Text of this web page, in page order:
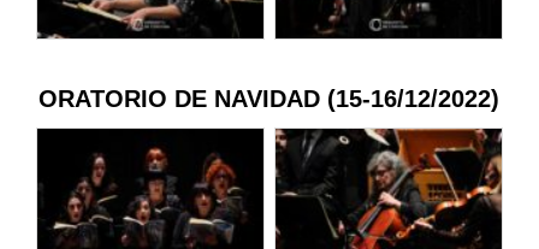
ORATORIO DE NAVIDAD (15-16/12/2022)